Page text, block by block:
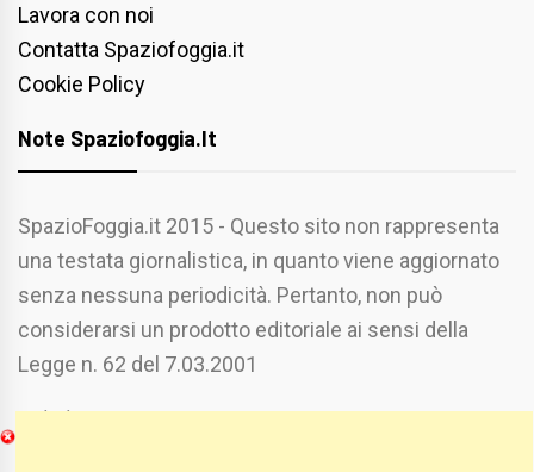
Lavora con noi
Contatta Spaziofoggia.it
Cookie Policy
Note Spaziofoggia.it
SpazioFoggia.it 2015 - Questo sito non rappresenta
una testata giornalistica, in quanto viene aggiornato
senza nessuna periodicità. Pertanto, non può
considerarsi un prodotto editoriale ai sensi della
Legge n. 62 del 7.03.2001
Chi Siamo